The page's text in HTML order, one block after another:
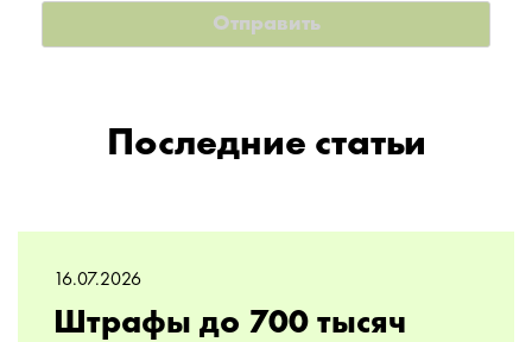
Последние статьи
16.07.2026
Штрафы до 700 тысяч